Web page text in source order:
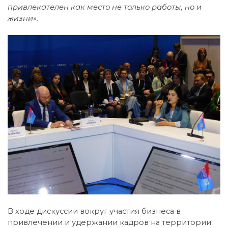
привлекателен как место не только работы, но и
жизни».
В ходе дискуссии вокруг участия бизнеса в
привлечении и удержании кадров на территории